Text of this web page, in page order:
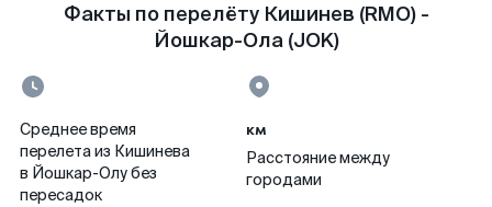
Факты по перелёту Кишинев (RMO) -
Йошкар-Ола (JOK)
Среднее время
перелета из Кишинева
в Йошкар-Олу без
пересадок
км
Расстояние между
городами